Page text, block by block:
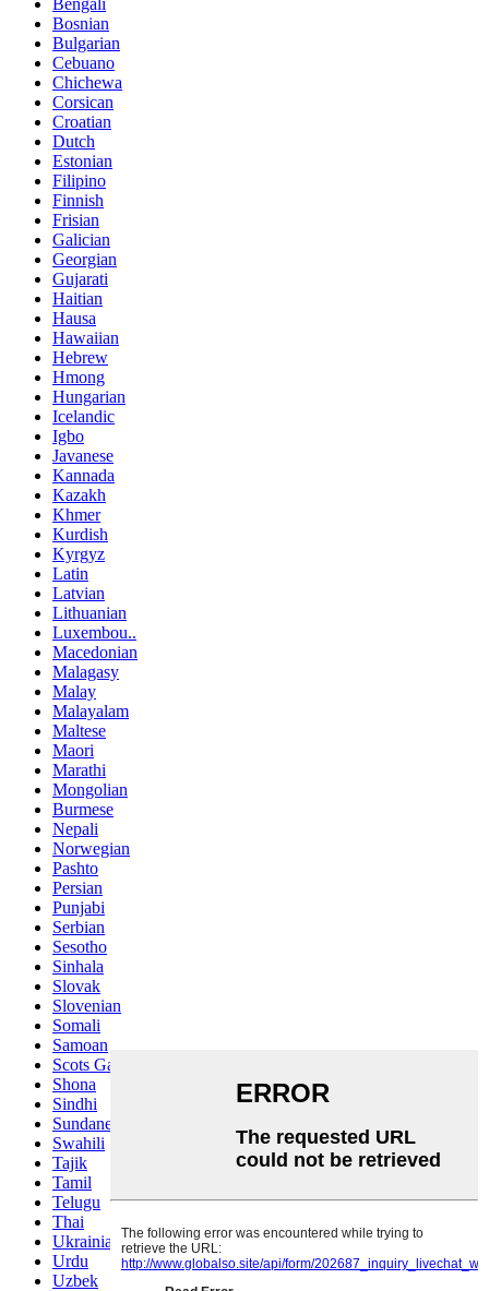
Bengali
Bosnian
Bulgarian
Cebuano
Chichewa
Corsican
Croatian
Dutch
Estonian
Filipino
Finnish
Frisian
Galician
Georgian
Gujarati
Haitian
Hausa
Hawaiian
Hebrew
Hmong
Hungarian
Icelandic
Igbo
Javanese
Kannada
Kazakh
Khmer
Kurdish
Kyrgyz
Latin
Latvian
Lithuanian
Luxembou..
Macedonian
Malagasy
Malay
Malayalam
Maltese
Maori
Marathi
Mongolian
Burmese
Nepali
Norwegian
Pashto
Persian
Punjabi
Serbian
Sesotho
Sinhala
Slovak
Slovenian
Somali
Samoan
Scots Gaelic
Shona
Sindhi
Sundanese
Swahili
Tajik
Tamil
Telugu
Thai
Ukrainian
Urdu
Uzbek